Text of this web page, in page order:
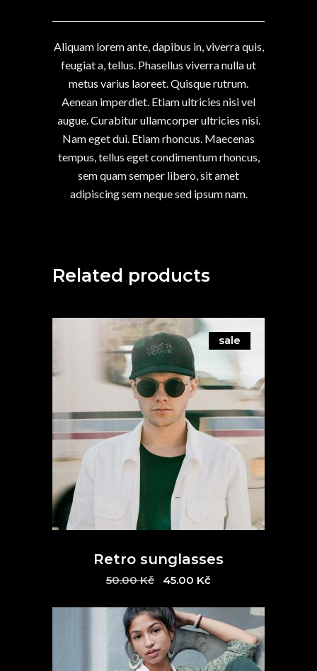
Aliquam lorem ante, dapibus in, viverra quis,
feugiat a, tellus. Phasellus viverra nulla ut
metus varius laoreet. Quisque rutrum.
Aenean imperdiet. Etiam ultricies nisi vel
augue. Curabitur ullamcorper ultricies nisi.
Nam eget dui. Etiam rhoncus. Maecenas
tempus, tellus eget condimentum rhoncus,
sem quam semper libero, sit amet
adipiscing sem neque sed ipsum nam.
Related products
sale
Retro sunglasses
50.00Kč Original
50.00 Kč.
45.00 KčCurrent
45.00 Kč.